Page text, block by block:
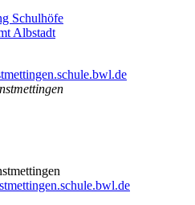
Schulhöfe
Albstadt